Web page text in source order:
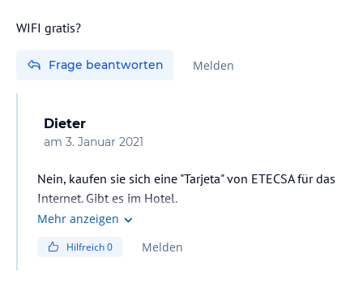
WIFI gratis?
Frage beantworten Melden
Dieter
am 3. Januar 2021
Nein, kaufen sie sich eine "Tarjeta" von ETECSA für das
Internet. Gibt es im Hotel.
Mehr anzeigen
Hilfreich0 Melden